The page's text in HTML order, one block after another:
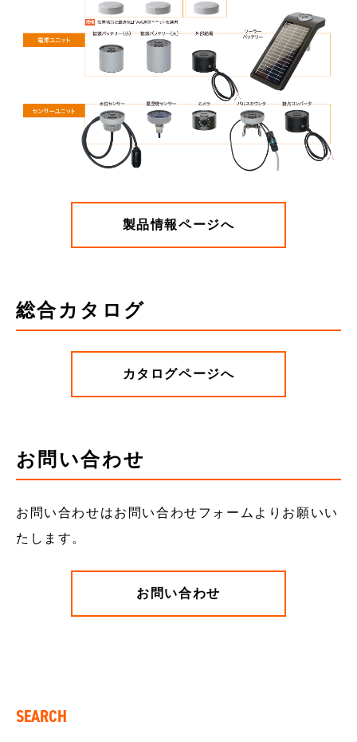
製品情報ページへ
総合カタログ
カタログページへ
お問い合わせ
お問い合わせはお問い合わせフォームよりお願いい
たします。
お問い合わせ
SEARCH